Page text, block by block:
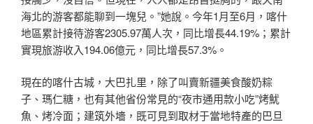
海北的游客都能聊到一塊兒。”她說。今年1月至6月，喀什
地區累計接待游客2305.97萬人次，同比增長44.19%；累計
實現旅游收入194.06億元，同比增長57.3%。
現在的喀什古城，大巴扎里，除了叫賣新疆美食酸奶粽
子、瑪仁糖，也有其他省份常見的“夜市通用款小吃”烤魷
魚、烤冷面；建筑外墻，既可見到取材于當地特產的巴旦